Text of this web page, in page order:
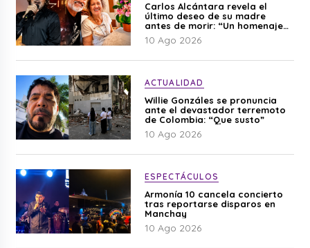
Carlos Alcántara revela el
último deseo de su madre
antes de morir: “Un homenaje
para mi mamá”
10 Ago 2026
ACTUALIDAD
Willie Gonzáles se pronuncia
ante el devastador terremoto
de Colombia: “Que susto”
10 Ago 2026
ESPECTÁCULOS
Armonía 10 cancela concierto
tras reportarse disparos en
Manchay
10 Ago 2026